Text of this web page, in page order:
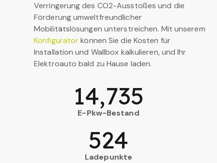
Verringerung des CO2-Ausstoßes und die
Förderung umweltfreundlicher
Mobilitätslösungen unterstreichen. Mit unserem
Konfiguratorkönnen Sie die Kosten für
Installation und Wallbox kalkulieren, und Ihr
Elektroauto bald zu Hause laden.
E-Pkw-Bestand
14,735
Ladepunkte
524